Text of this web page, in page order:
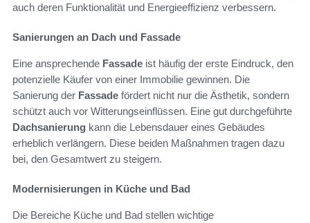
auch deren Funktionalität und Energieeffizienz verbessern.
Sanierungen an Dach und Fassade
Eine ansprechende Fassade ist häufig der erste Eindruck, den
potenzielle Käufer von einer Immobilie gewinnen. Die
Sanierung der Fassade fördert nicht nur die Ästhetik, sondern
schützt auch vor Witterungseinflüssen. Eine gut durchgeführte
Dachsanierung kann die Lebensdauer eines Gebäudes
erheblich verlängern. Diese beiden Maßnahmen tragen dazu
bei, den Gesamtwert zu steigern.
Modernisierungen in Küche und Bad
Die Bereiche Küche und Bad stellen wichtige